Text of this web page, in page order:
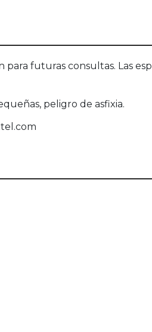
futuras consultas. Las
peligro de asfixia.